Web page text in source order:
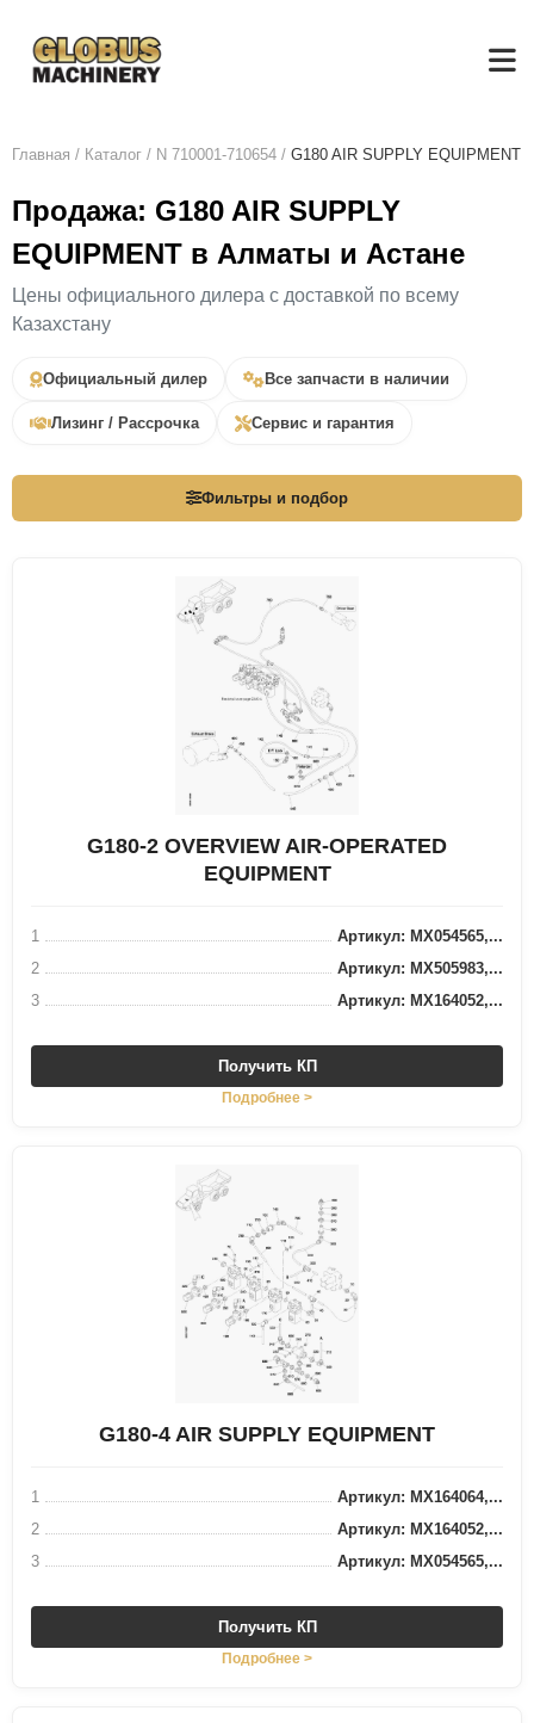
Главная / Каталог / N 710001-710654 / G180 AIR SUPPLY EQUIPMENT
Продажа: G180 AIR SUPPLY
EQUIPMENT в Алматы и Астане
Цены официального дилера с доставкой по всему
Казахстану
Официальный дилер Все запчасти в наличии
Лизинг / Рассрочка Сервис и гарантия
Фильтры и подбор
G180-2 OVERVIEW AIR-OPERATED
EQUIPMENT
1
Артикул: MX054565,...
2
Артикул: MX505983,...
3
Артикул: MX164052,...
Получить КП
Подробнее >
G180-4 AIR SUPPLY EQUIPMENT
1
Артикул: MX164064,...
2
Артикул: MX164052,...
3
Артикул: MX054565,...
Получить КП
Подробнее >